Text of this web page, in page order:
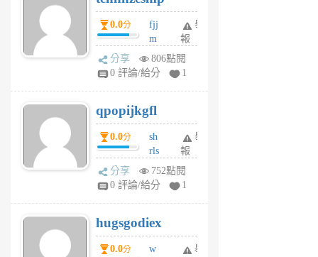
個
月
前
0.0分
fjj
m
w
rs
6
個
月
前
舉
報
分享
806點閱
0 評論/給分
1
qpopijkgfl
0.0分
sh
rls
k
m
6
個
月
舉
報
分享
752點閱
0 評論/給分
1
hugsgodiex
0.0分
w
舉